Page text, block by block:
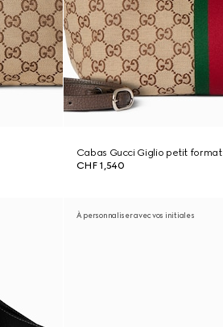
Cabas Gucci Giglio petit format
CHF 1,540
À personnaliser avec vos initiales